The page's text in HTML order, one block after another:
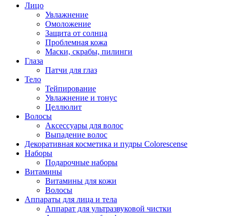
Лицо
Увлажнение
Омоложение
Защита от солнца
Проблемная кожа
Маски, скрабы, пилинги
Глаза
Патчи для глаз
Тело
Тейпирование
Увлажнение и тонус
Целлюлит
Волосы
Аксессуары для волос
Выпадение волос
Декоративная косметика и пудры Colorescense
Наборы
Подарочные наборы
Витамины
Витамины для кожи
Волосы
Аппараты для лица и тела
Аппарат для ультразвуковой чистки